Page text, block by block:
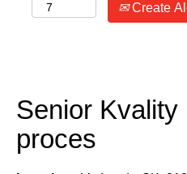
Create
Senior Kvality
proces